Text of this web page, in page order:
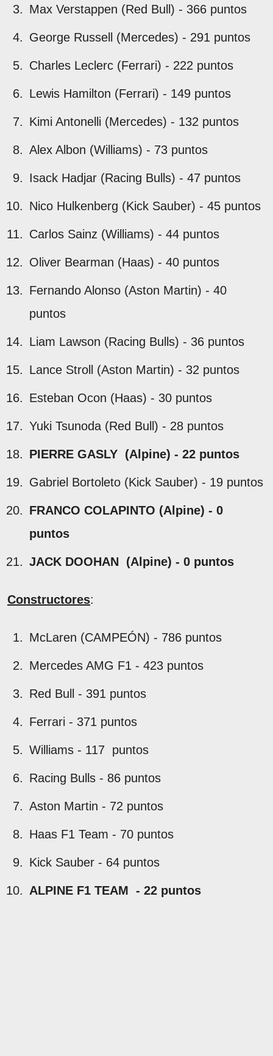
Max Verstappen (Red Bull) - 366 puntos
George Russell (Mercedes) - 291 puntos
Charles Leclerc (Ferrari) - 222 puntos
Lewis Hamilton (Ferrari) - 149 puntos
Kimi Antonelli (Mercedes) - 132 puntos
Alex Albon (Williams) - 73 puntos
Isack Hadjar (Racing Bulls) - 47 puntos
Nico Hulkenberg (Kick Sauber) - 45 puntos
Carlos Sainz (Williams) - 44 puntos
Oliver Bearman (Haas) - 40 puntos
Fernando Alonso (Aston Martin) - 40
puntos
Liam Lawson (Racing Bulls) - 36 puntos
Lance Stroll (Aston Martin) - 32 puntos
Esteban Ocon (Haas) - 30 puntos
Yuki Tsunoda (Red Bull) - 28 puntos
PIERRE GASLY (Alpine) - 22 puntos
Gabriel Bortoleto (Kick Sauber) - 19 puntos
FRANCO COLAPINTO (Alpine) - 0
puntos
JACK DOOHAN (Alpine) - 0 puntos
Constructores:
McLaren (CAMPEÓN) - 786 puntos
Mercedes AMG F1 - 423 puntos
Red Bull - 391 puntos
Ferrari - 371 puntos
Williams - 117 puntos
Racing Bulls - 86 puntos
Aston Martin - 72 puntos
Haas F1 Team - 70 puntos
Kick Sauber - 64 puntos
ALPINE F1 TEAM - 22 puntos